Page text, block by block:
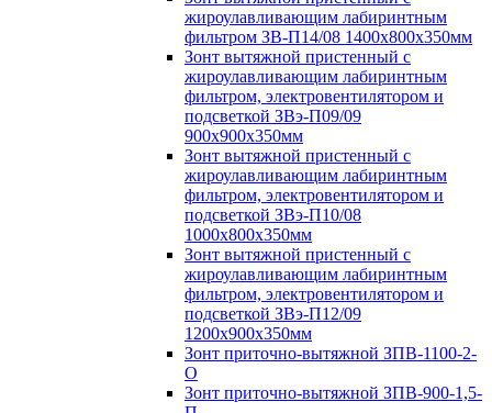
жироулавливающим лабиринтным
фильтром ЗВ-П14/08 1400х800х350мм
Зонт вытяжной пристенный с
жироулавливающим лабиринтным
фильтром, электровентилятором и
подсветкой ЗВэ-П09/09
900х900х350мм
Зонт вытяжной пристенный с
жироулавливающим лабиринтным
фильтром, электровентилятором и
подсветкой ЗВэ-П10/08
1000х800х350мм
Зонт вытяжной пристенный с
жироулавливающим лабиринтным
фильтром, электровентилятором и
подсветкой ЗВэ-П12/09
1200х900х350мм
Зонт приточно-вытяжной ЗПВ-1100-2-
О
Зонт приточно-вытяжной ЗПВ-900-1,5-